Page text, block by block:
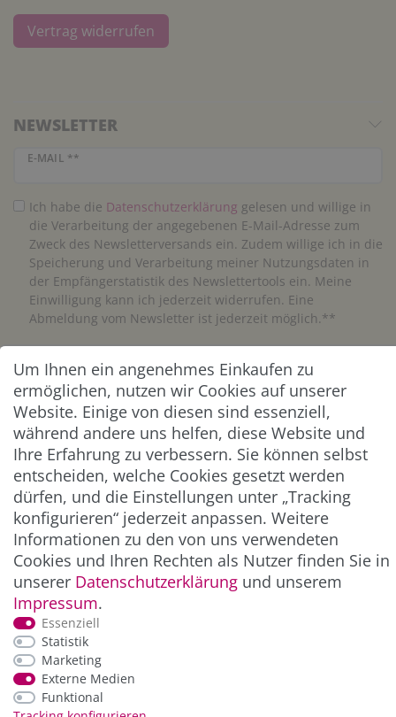
Vertrag widerrufen
NEWSLETTER
E-MAIL **
Newsletter Honig
Ich habe die Daten­schutz­erklärung gelesen und willige in
die Verarbeitung der angegebenen E-Mail-Adresse zum
Zweck des Newsletterversands ein. Zudem willige ich in die
Speicherung und Verarbeitung meiner Nutzungsdaten in
der Empfängerstatistik des Newslettertools ein. Meine
Einwilligung kann ich jederzeit widerrufen. Eine
Abmeldung vom Newsletter ist jederzeit möglich.**
Abonnieren
** Hierbei handelt es sich um ein Pflichtfeld.
ZAHLUNG & VERSAND
*Alle Preise inkl. der gesetzl. MwSt. zzgl.
und Versandkosten
Um Ihnen ein angenehmes Einkaufen zu
ermöglichen, nutzen wir Cookies auf unserer
Website. Einige von diesen sind essenziell,
während andere uns helfen, diese Website und
Ihre Erfahrung zu verbessern. Sie können selbst
entscheiden, welche Cookies gesetzt werden
dürfen, und die Einstellungen unter „Tracking
konfigurieren“ jederzeit anpassen. Weitere
Informationen zu den von uns verwendeten
Cookies und Ihren Rechten als Nutzer finden Sie in
unserer Daten­schutz­erklärung und unserem
Impressum.
Essenziell
Statistik
Marketing
Externe Medien
Funktional